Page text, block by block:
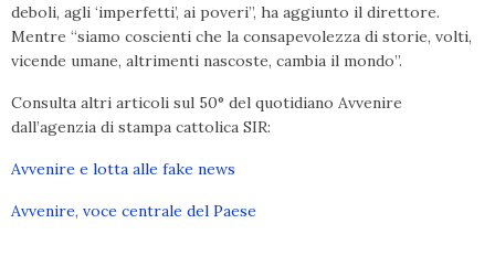
deboli, agli ‘imperfetti’, ai poveri”, ha aggiunto il direttore.
Mentre “siamo coscienti che la consapevolezza di storie, volti,
vicende umane, altrimenti nascoste, cambia il mondo”.
Consulta altri articoli sul 50° del quotidiano Avvenire
dall’agenzia di stampa cattolica SIR:
Avvenire e lotta alle fake news
Avvenire, voce centrale del Paese